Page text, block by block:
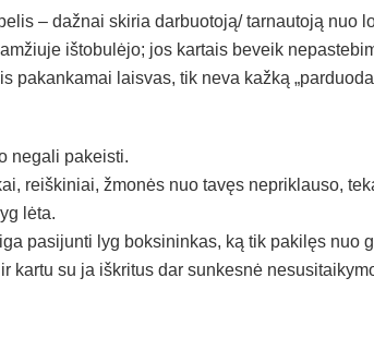
– dažnai skiria darbuotoją/ tarnautoją nuo
ištobulėjo; jos kartais beveik
pakankamai laisvas, tik neva kažką
negali pakeisti.
reiškiniai, žmonės nuo tavęs nepriklauso,
lėta.
pasijunti lyg boksininkas, ką tik pakilęs nuo
kartu su ja iškritus dar sunkesnė